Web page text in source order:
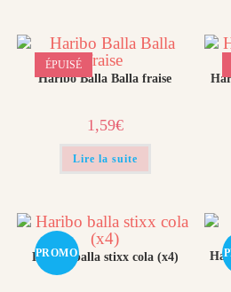
ÉPUISÉ
Haribo Balla Balla fraise
1,59€
Lire la suite
PROMO
Haribo balla stixx cola (x4)